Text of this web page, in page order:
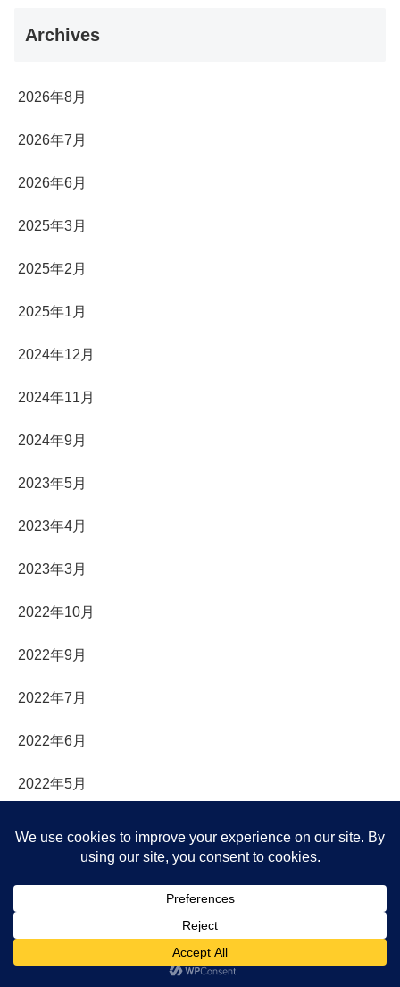
Archives
2026年8月
2026年7月
2026年6月
2025年3月
2025年2月
2025年1月
2024年12月
2024年11月
2024年9月
2023年5月
2023年4月
2023年3月
2022年10月
2022年9月
2022年7月
2022年6月
2022年5月
検索